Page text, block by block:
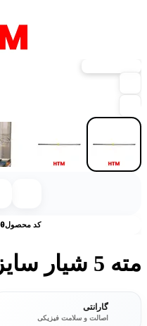
کد محصول
مته 5 شیار سایز 30 HTM
گارانتی
اصالت و سلامت فیزیکی